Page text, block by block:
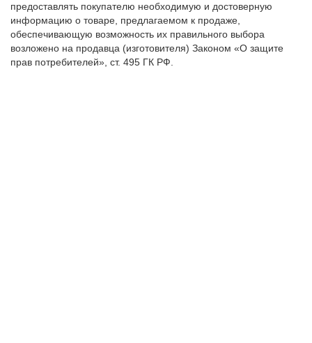
предоставлять покупателю необходимую и достоверную
информацию о товаре, предлагаемом к продаже,
обеспечивающую возможность их правильного выбора
возложено на продавца (изготовителя) Законом «О защите
прав потребителей», ст. 495 ГК РФ.